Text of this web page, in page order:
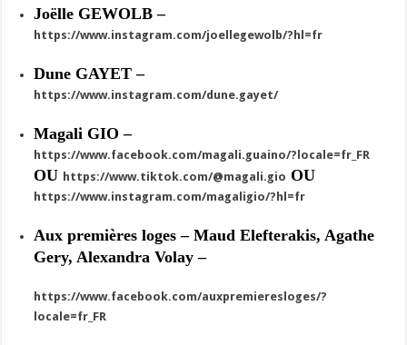
Joëlle GEWOLB –
https://www.instagram.com/joellegewolb/?hl=fr
Dune GAYET –
https://www.instagram.com/dune.gayet/
Magali GIO –
https://www.facebook.com/magali.guaino/?locale=fr_FR
OU https://www.tiktok.com/@magali.gio OU
https://www.instagram.com/magaligio/?hl=fr
Aux premières loges – Maud Elefterakis, Agathe
Gery, Alexandra Volay –
https://www.facebook.com/auxpremieresloges/?
locale=fr_FR